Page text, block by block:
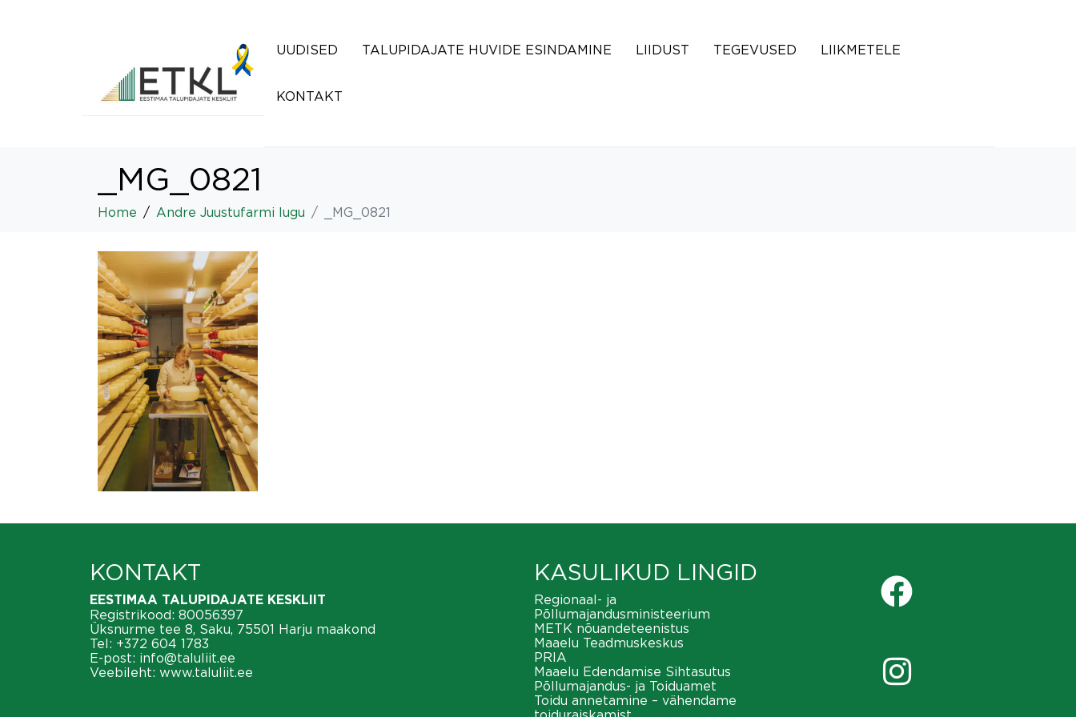
UUDISED TALUPIDAJATE HUVIDE ESINDAMINE LIIDUST TEGEVUSED LIIKMETELE
KONTAKT
_MG_0821
Home Andre Juustufarmi lugu _MG_0821
KONTAKT
EESTIMAA TALUPIDAJATE KESKLIIT
Registrikood: 80056397
Üksnurme tee 8, Saku, 75501 Harju maakond
Tel: +372 604 1783
E-post: info@taluliit.ee
Veebileht: www.taluliit.ee
KASULIKUD LINGID
Regionaal- ja
Põllumajandusministeerium
METK nõuandeteenistus
Maaelu Teadmuskeskus
PRIA
Maaelu Edendamise Sihtasutus
Põllumajandus- ja Toiduamet
Toidu annetamine – vähendame